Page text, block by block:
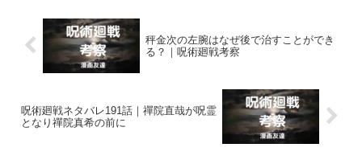
秤金次の左腕はなぜ後で治すことができ
る？｜呪術廻戦考察
呪術廻戦ネタバレ191話｜禪院直哉が呪霊
となり禪院真希の前に